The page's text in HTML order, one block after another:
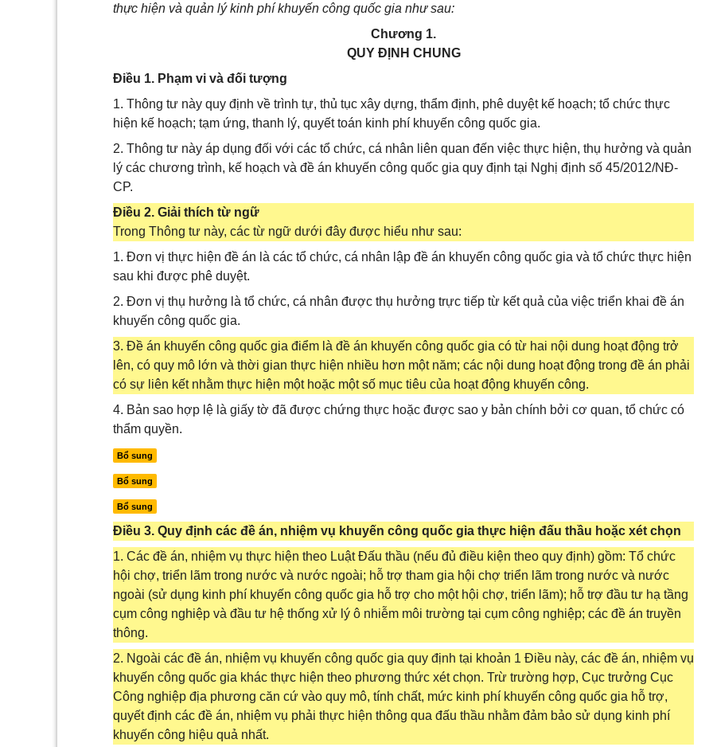
thực hiện và quản lý kinh phí khuyến công quốc gia như sau:
Chương 1.
QUY ĐỊNH CHUNG
Điều 1. Phạm vi và đối tượng
1. Thông tư này quy định về trình tự, thủ tục xây dựng, thẩm định, phê duyệt kế hoạch; tổ chức thực
hiện kế hoạch; tạm ứng, thanh lý, quyết toán kinh phí khuyến công quốc gia.
2. Thông tư này áp dụng đối với các tổ chức, cá nhân liên quan đến việc thực hiện, thụ hưởng và quản
lý các chương trình, kế hoạch và đề án khuyến công quốc gia quy định tại Nghị định số 45/2012/NĐ-
CP.
Điều 2. Giải thích từ ngữ
Trong Thông tư này, các từ ngữ dưới đây được hiểu như sau:
1. Đơn vị thực hiện đề án là các tổ chức, cá nhân lập đề án khuyến công quốc gia và tổ chức thực hiện
sau khi được phê duyệt.
2. Đơn vị thụ hưởng là tổ chức, cá nhân được thụ hưởng trực tiếp từ kết quả của việc triển khai đề án
khuyến công quốc gia.
3. Đề án khuyến công quốc gia điểm là đề án khuyến công quốc gia có từ hai nội dung hoạt động trở
lên, có quy mô lớn và thời gian thực hiện nhiều hơn một năm; các nội dung hoạt động trong đề án phải
có sự liên kết nhằm thực hiện một hoặc một số mục tiêu của hoạt động khuyến công.
4. Bản sao hợp lệ là giấy tờ đã được chứng thực hoặc được sao y bản chính bởi cơ quan, tổ chức có
thẩm quyền.
Bổ sung
Bổ sung
Bổ sung
Điều 3. Quy định các đề án, nhiệm vụ khuyến công quốc gia thực hiện đấu thầu hoặc xét chọn
1. Các đề án, nhiệm vụ thực hiện theo Luật Đấu thầu (nếu đủ điều kiện theo quy định) gồm: Tổ chức
hội chợ, triển lãm trong nước và nước ngoài; hỗ trợ tham gia hội chợ triển lãm trong nước và nước
ngoài (sử dụng kinh phí khuyến công quốc gia hỗ trợ cho một hội chợ, triển lãm); hỗ trợ đầu tư hạ tầng
cụm công nghiệp và đầu tư hệ thống xử lý ô nhiễm môi trường tại cụm công nghiệp; các đề án truyền
thông.
2. Ngoài các đề án, nhiệm vụ khuyến công quốc gia quy định tại khoản 1 Điều này, các đề án, nhiệm vụ
khuyến công quốc gia khác thực hiện theo phương thức xét chọn. Trừ trường hợp, Cục trưởng Cục
Công nghiệp địa phương căn cứ vào quy mô, tính chất, mức kinh phí khuyến công quốc gia hỗ trợ,
quyết định các đề án, nhiệm vụ phải thực hiện thông qua đấu thầu nhằm đảm bảo sử dụng kinh phí
khuyến công hiệu quả nhất.